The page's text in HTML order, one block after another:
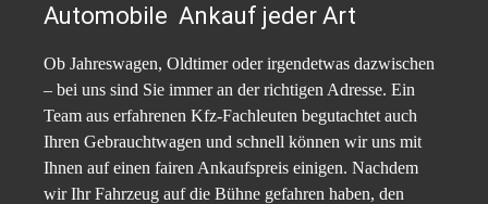
Automobile Ankauf jeder Art
Ob Jahreswagen, Oldtimer oder irgendetwas dazwischen
– bei uns sind Sie immer an der richtigen Adresse. Ein
Team aus erfahrenen Kfz-Fachleuten begutachtet auch
Ihren Gebrauchtwagen und schnell können wir uns mit
Ihnen auf einen fairen Ankaufspreis einigen. Nachdem
wir Ihr Fahrzeug auf die Bühne gefahren haben, den